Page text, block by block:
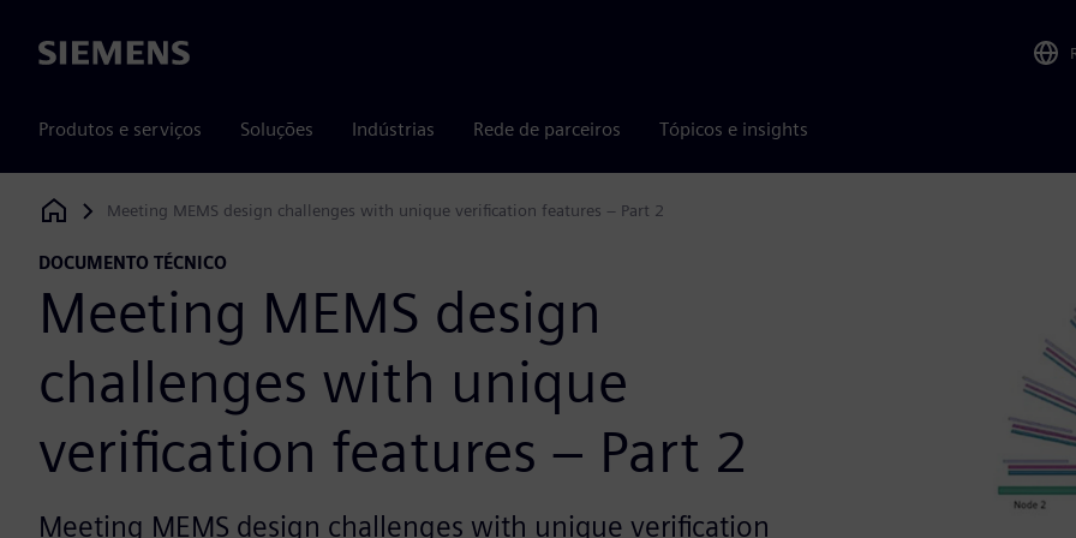
Siemens
Produtos e serviços Soluções Indústrias Rede de parceiros Tópicos e insights
Siemens Digital Industries Software
Meeting MEMS design challenges with unique verification features – Part 2
DOCUMENTO TÉCNICO
Meeting MEMS design
challenges with unique
verification features – Part 2
Meeting MEMS design challenges with unique verification